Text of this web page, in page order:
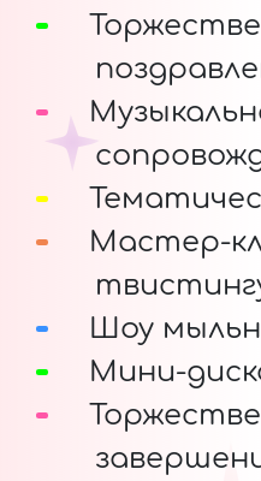
Мастер-
Шоу
Мини-